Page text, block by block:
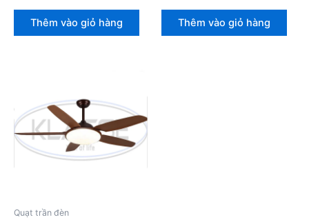
Thêm vào giỏ hàng Thêm vào giỏ hàng
Quạt trần đèn